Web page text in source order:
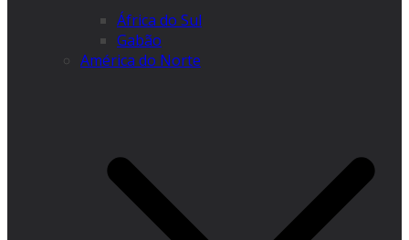
África do Sul
Gabão
América do Norte